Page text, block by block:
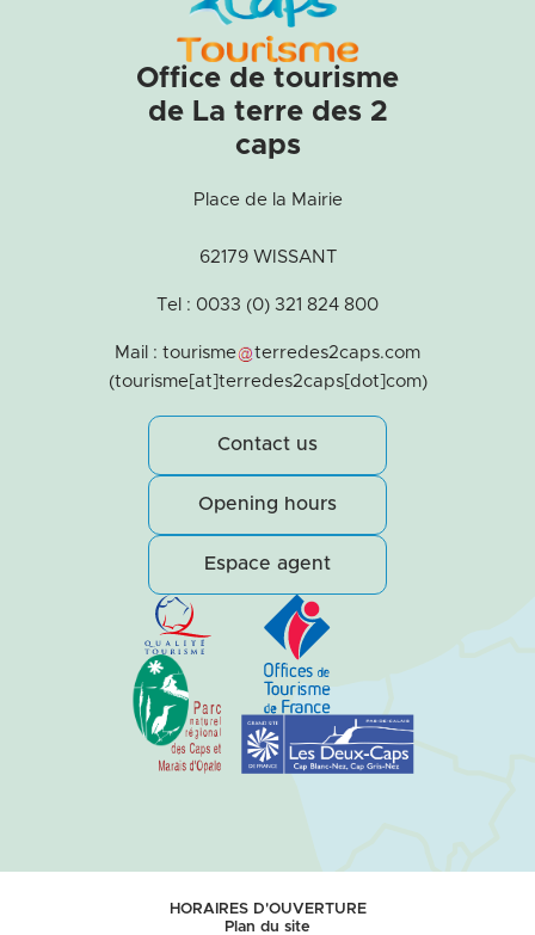
Office de tourisme
de La terre des 2
caps
Place de la Mairie
62179 WISSANT
Tel : 0033 (0) 321 824 800
Mail : tourisme terredes2caps.com
(tourisme[at]terredes2caps[dot]com)
Contact us
Opening hours
Espace agent
HORAIRES D'OUVERTURE
Plan du site